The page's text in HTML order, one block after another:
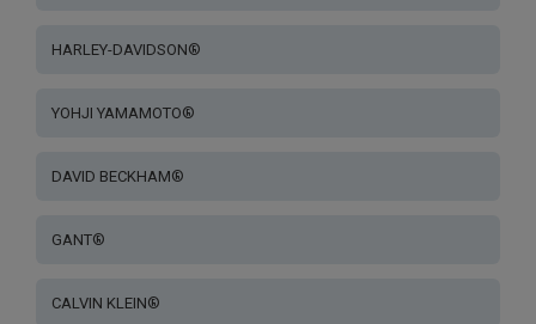
HARLEY-DAVIDSON®
YOHJI YAMAMOTO®
DAVID BECKHAM®
GANT®
CALVIN KLEIN®